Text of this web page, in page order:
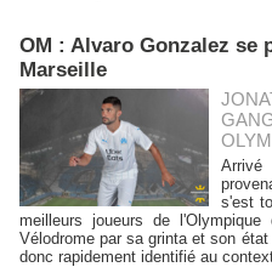
OM : Alvaro Gonzalez se
Marseille
s'est
meilleurs joueurs de
Vélodrome par sa grinta et son
donc rapidement identifié au